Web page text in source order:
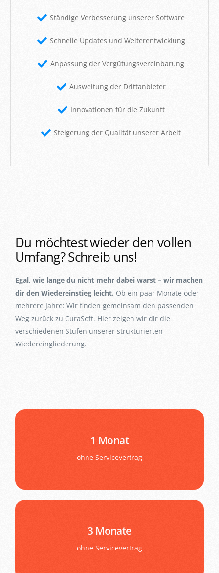
Ständige Verbesserung unserer Software
Schnelle Updates und Weiterentwicklung
Anpassung der Vergütungsvereinbarung
Ausweitung der Drittanbieter
Innovationen für die Zukunft
Steigerung der Qualität unserer Arbeit
Du möchtestwieder den vollen
Umfang?Schreib uns!
Egal, wie lange du nicht mehr dabei warst – wir machen
dir den Wiedereinstieg leicht. Ob ein paar Monate oder
mehrere Jahre: Wir finden gemeinsam den passenden
Weg zurück zu CuraSoft. Hier zeigen wir dir die
verschiedenen Stufen unserer strukturierten
Wiedereingliederung.
1 Monat
ohne Servicevertrag
inkl. 1 Stunde Support
3 Monate
ohne Servicevertrag
inkl. 1 Stunde Support